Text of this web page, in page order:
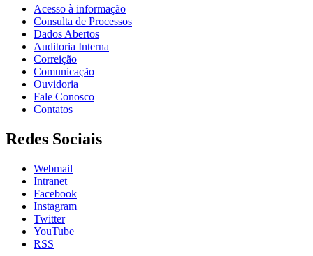
Acesso à informação
Consulta de Processos
Dados Abertos
Auditoria Interna
Correição
Comunicação
Ouvidoria
Fale Conosco
Contatos
Redes Sociais
Webmail
Intranet
Facebook
Instagram
Twitter
YouTube
RSS